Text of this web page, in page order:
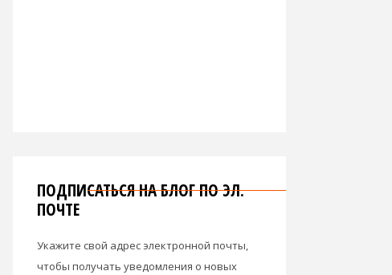
ПОДПИСАТЬСЯ НА БЛОГ ПО ЭЛ.
ПОЧТЕ
Укажите свой адрес электронной почты,
чтобы получать уведомления о новых